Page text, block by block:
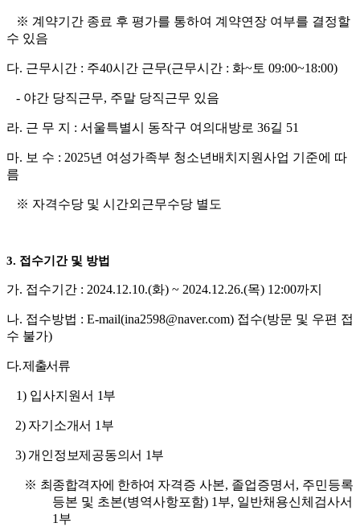
※ 계약기간 종료 후 평가를 통하여 계약연장 여부를 결정할
수 있음
다. 근무시간 : 주40시간 근무(근무시간 : 화~토 09:00~18:00)
- 야간 당직근무, 주말 당직근무 있음
라. 근 무 지 : 서울특별시 동작구 여의대방로 36길 51
마. 보 수 : 2025년 여성가족부 청소년배치지원사업 기준에 따
름
※ 자격수당 및 시간외근무수당 별도
3. 접수기간 및 방법
가. 접수기간 : 2024.12.10.(화) ~ 2024.12.26.(목) 12:00까지
나. 접수방법 : E-mail(ina2598@naver.com) 접수(방문 및 우편 접
수 불가)
다.제출서류
1) 입사지원서 1부
2) 자기소개서 1 부
3)개인정보제공동의서 1부
※ 최종합격자에 한하여 자격증 사본, 졸업증명서 , 주민등록
등본 및 초본(병역사항포함) 1 부, 일반채용신체검사서
1 부